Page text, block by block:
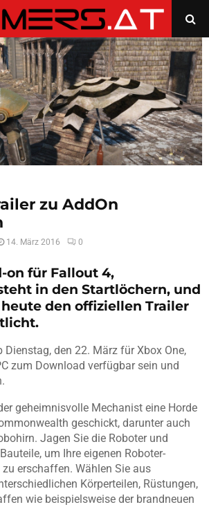
zu AddOn
14. März 2016 0
on für Fallout 4,
in den Startlöchern, und
den offiziellen Trailer
den 22. März für Xbox One,
zum Download verfügbar sein und
geheimnisvolle Mechanist eine Horde
geschickt, darunter auch
Jagen Sie die Roboter und
um Ihre eigenen Roboter-
erschaffen. Wählen Sie aus
Körperteilen, Rüstungen,
wie beispielsweise der brandneuen